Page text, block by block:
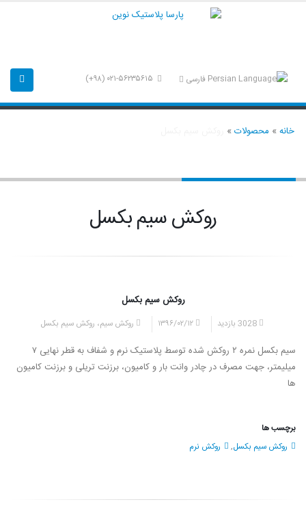
فارسی
خانه» محصولات»
روکش سیم بکسل
روکش سیم بکسل
3028 بازدید ۱۳۹۶/۰۲/۱۲ روکش سیم، روکش سیم بکسل
سیم بکسل نمره ۲ روکش شده توسط پلاستیک نرم و شفاف به قطر نهایی ۷
میلیمتر، جهت مصرف در چادر وانت بار و کامیون، برزنت تریلی و برزنت کامیون
ها
برچسب ها
روکش سیم بکسل, روکش نرم